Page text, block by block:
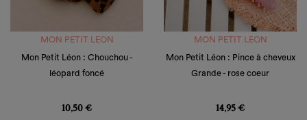
MON PETIT LEON
Mon Petit Léon : Chouchou -
léopard foncé
10,50 €
MON PETIT LEON
Mon Petit Léon : Pince à cheveux
Grande - rose coeur
14,95 €